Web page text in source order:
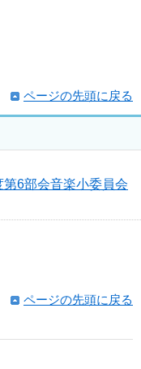
ページの先頭に戻る
6部会音楽小委員会
ページの先頭に戻る